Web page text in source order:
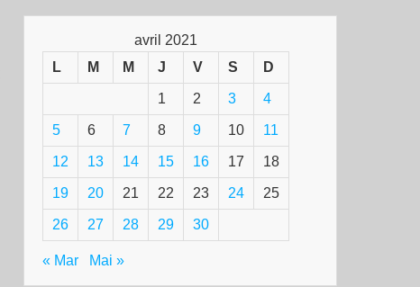
avril 2021
L
M M J V S D
1 2 3 4
5 6 7 8 9 10 11
12 13 14 15 16 17 18
19 20 21 22 23 24 25
26 27 28 29 30
« Mar Mai »